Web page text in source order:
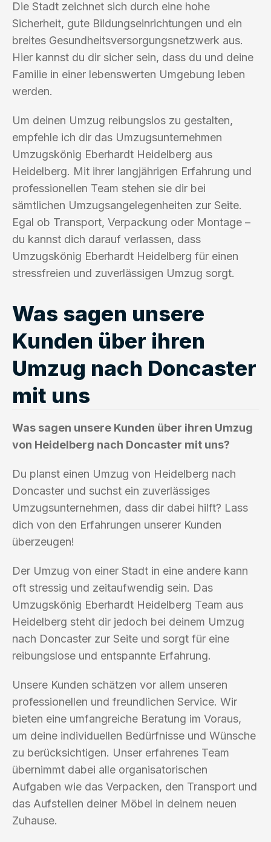
Die Stadt zeichnet sich durch eine hohe
Sicherheit, gute Bildungseinrichtungen und ein
breites Gesundheitsversorgungsnetzwerk aus.
Hier kannst du dir sicher sein, dass du und deine
Familie in einer lebenswerten Umgebung leben
werden.
Um deinen Umzug reibungslos zu gestalten,
empfehle ich dir das Umzugsunternehmen
Umzugskönig Eberhardt Heidelberg aus
Heidelberg. Mit ihrer langjährigen Erfahrung und
professionellen Team stehen sie dir bei
sämtlichen Umzugsangelegenheiten zur Seite.
Egal ob Transport, Verpackung oder Montage –
du kannst dich darauf verlassen, dass
Umzugskönig Eberhardt Heidelberg für einen
stressfreien und zuverlässigen Umzug sorgt.
Was sagen unsere
Kunden über ihren
Umzug nach Doncaster
mit uns
Was sagen unsere Kunden über ihren Umzug
von Heidelberg nach Doncaster mit uns?
Du planst einen Umzug von Heidelberg nach
Doncaster und suchst ein zuverlässiges
Umzugsunternehmen, dass dir dabei hilft? Lass
dich von den Erfahrungen unserer Kunden
überzeugen!
Der Umzug von einer Stadt in eine andere kann
oft stressig und zeitaufwendig sein. Das
Umzugskönig Eberhardt Heidelberg Team aus
Heidelberg steht dir jedoch bei deinem Umzug
nach Doncaster zur Seite und sorgt für eine
reibungslose und entspannte Erfahrung.
Unsere Kunden schätzen vor allem unseren
professionellen und freundlichen Service. Wir
bieten eine umfangreiche Beratung im Voraus,
um deine individuellen Bedürfnisse und Wünsche
zu berücksichtigen. Unser erfahrenes Team
übernimmt dabei alle organisatorischen
Aufgaben wie das Verpacken, den Transport und
das Aufstellen deiner Möbel in deinem neuen
Zuhause.